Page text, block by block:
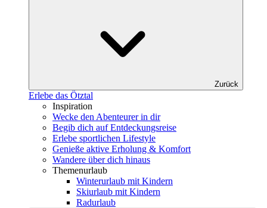
Zurück
Erlebe das Ötztal
Inspiration
Wecke den Abenteurer in dir
Begib dich auf Entdeckungsreise
Erlebe sportlichen Lifestyle
Genieße aktive Erholung & Komfort
Wandere über dich hinaus
Themenurlaub
Winterurlaub mit Kindern
Skiurlaub mit Kindern
Radurlaub